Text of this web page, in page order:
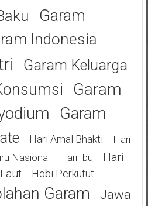
Garam
Indonesia
Garam Keluarga
Garam
Garam
Hari Amal Bhakti
Hari
Nasional Hari Ibu
Hari
Hobi Perkutut
Garam
Jawa